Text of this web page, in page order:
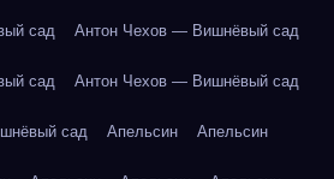
сад Антон Чехов — Вишнёвый сад
сад Антон Чехов — Вишнёвый сад
сад Апельсин Апельсин